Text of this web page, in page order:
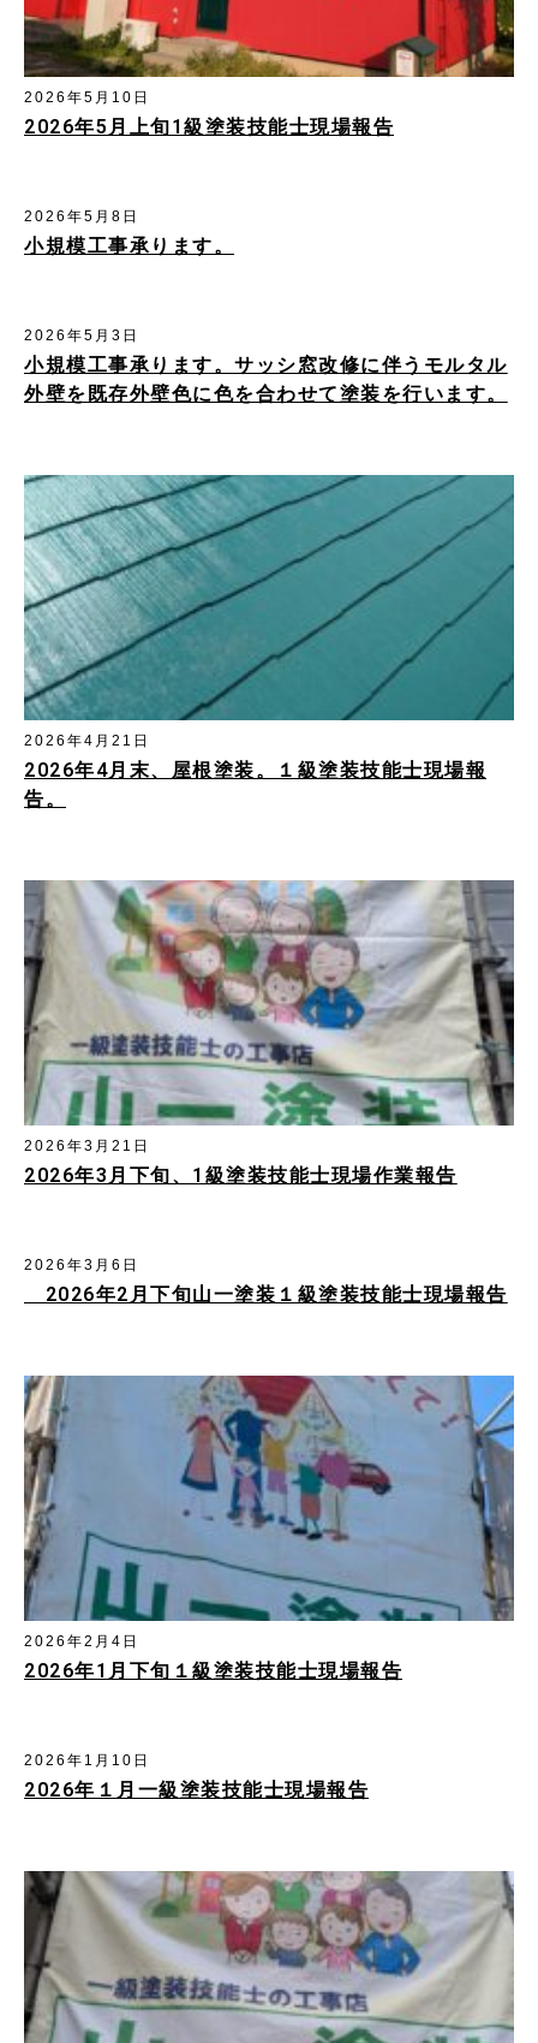
2026年5月上旬1級塗装技能士現場報告
2026年5月10日
小規模工事承ります。
2026年5月8日
小規模工事承ります。サッシ窓改修に伴うモルタル
外壁を既存外壁色に色を合わせて塗装を行います。
2026年5月3日
2026年4月末、屋根塗装。１級塗装技能士現場報
告。
2026年4月21日
2026年3月下旬、1級塗装技能士現場作業報告
2026年3月21日
2026年2月下旬山一塗装１級塗装技能士現場報告
2026年3月6日
2026年1月下旬１級塗装技能士現場報告
2026年2月4日
2026年１月一級塗装技能士現場報告
2026年1月10日